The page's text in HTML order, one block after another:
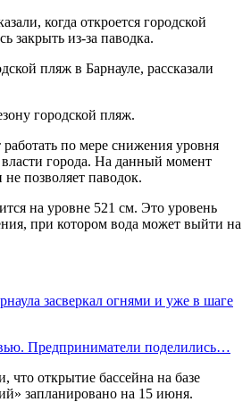
когда откроется городской
закрыть из-за паводка.
городской пляж.
по мере снижения уровня
города. На данный момент
позволяет паводок.
на уровне 521 см. Это уровень
при котором вода может выйти на
засверкал огнями и уже в шаге
Предприниматели поделились…
что открытие бассейна на базе
запланировано на 15 июня.